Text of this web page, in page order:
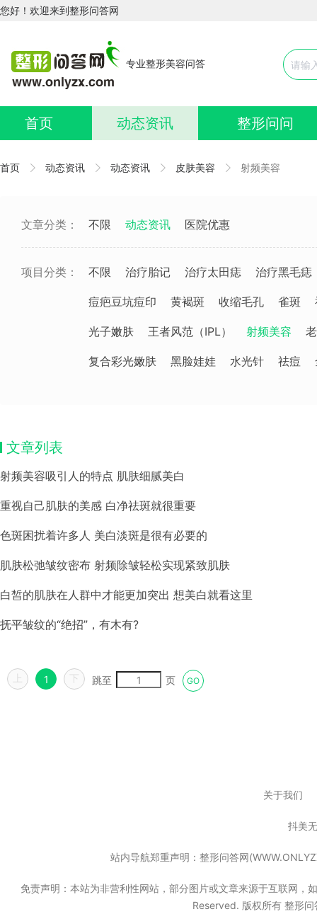
您好！欢迎来到整形问答网
专业整形美容问答
首页 动态资讯 整形问问
首页 动态资讯 动态资讯 皮肤美容 射频美容
文章分类： 不限 动态资讯 医院优惠
项目分类： 不限 治疗胎记 治疗太田痣 治疗黑毛痣
痘疤豆坑痘印 黄褐斑 收缩毛孔 雀斑
光子嫩肤 王者风范（IPL） 射频美容
复合彩光嫩肤 黑脸娃娃 水光针 祛痘
文章列表
射频美容吸引人的特点 肌肤细腻美白
重视自己肌肤的美感 白净祛斑就很重要
色斑困扰着许多人 美白淡斑是很有必要的
肌肤松弛皱纹密布 射频除皱轻松实现紧致肌肤
白皙的肌肤在人群中才能更加突出 想美白就看这里
抚平皱纹的“绝招”，有木有?
1 下 跳至 页 GO
关于我们
抖美
站内导航郑重声明：整形问答网
免责声明：本站为非营利性网站，部分图片或文章来源于互联网，
Reserved. 版权所有 整形问